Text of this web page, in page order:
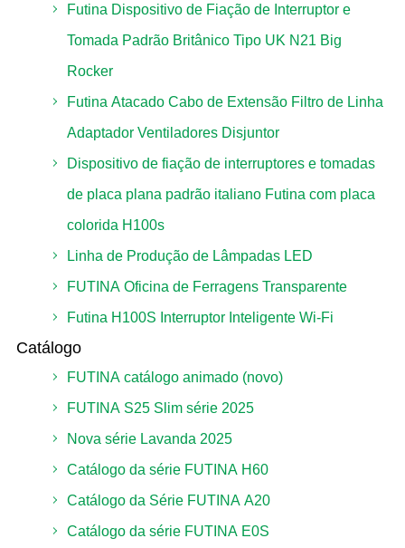
Futina Dispositivo de Fiação de Interruptor e
Tomada Padrão Britânico Tipo UK N21 Big
Rocker
Futina Atacado Cabo de Extensão Filtro de Linha
Adaptador Ventiladores Disjuntor
Dispositivo de fiação de interruptores e tomadas
de placa plana padrão italiano Futina com placa
colorida H100s
Linha de Produção de Lâmpadas LED
FUTINA Oficina de Ferragens Transparente
Futina H100S Interruptor Inteligente Wi-Fi
Catálogo
FUTINA catálogo animado (novo)
FUTINA S25 Slim série 2025
Nova série Lavanda 2025
Catálogo da série FUTINA H60
Catálogo da Série FUTINA A20
Catálogo da série FUTINA E0S